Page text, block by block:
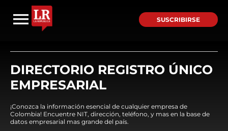
SUSCRIBIRSE
DIRECTORIO REGISTRO ÚNICO
EMPRESARIAL
¡Conozca la información esencial de cualquier empresa de
Colombia! Encuentre NIT, dirección, teléfono, y mas en la base de
datos empresarial mas grande del país.